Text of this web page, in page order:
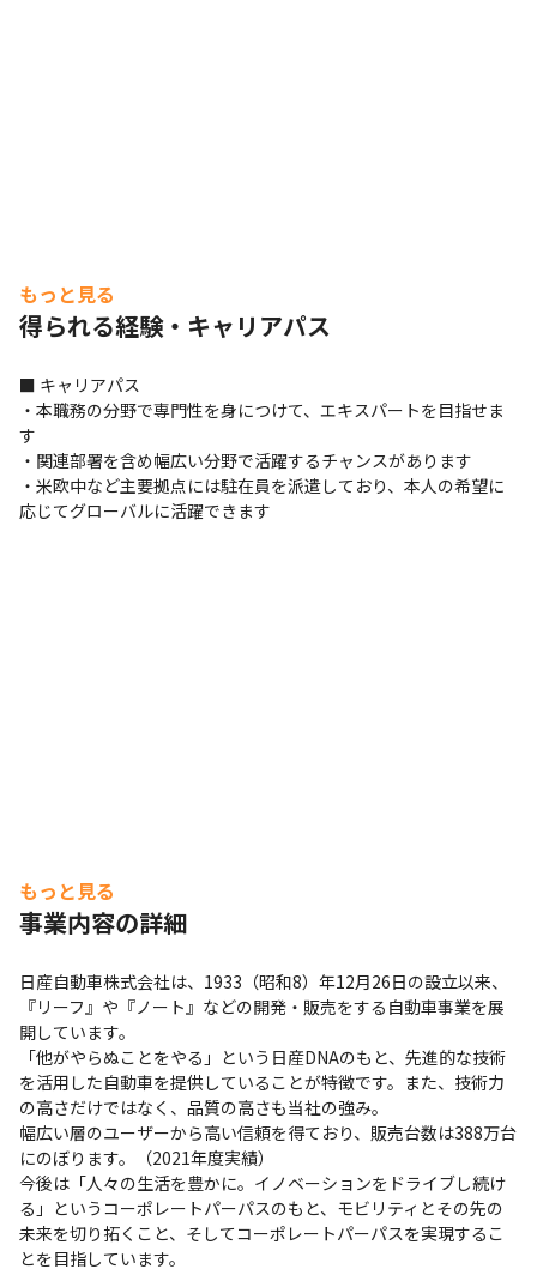
もっと見る
得られる経験・キャリアパス
■ キャリアパス
・本職務の分野で専門性を身につけて、エキスパートを目指せま
す
・関連部署を含め幅広い分野で活躍するチャンスがあります
・米欧中など主要拠点には駐在員を派遣しており、本人の希望に
応じてグローバルに活躍できます
もっと見る
事業内容の詳細
日産自動車株式会社は、1933（昭和8）年12月26日の設立以来、
『リーフ』や『ノート』などの開発・販売をする自動車事業を展
開しています。
「他がやらぬことをやる」という日産DNAのもと、先進的な技術
を活用した自動車を提供していることが特徴です。また、技術力
の高さだけではなく、品質の高さも当社の強み。
幅広い層のユーザーから高い信頼を得ており、販売台数は388万台
にのぼります。（2021年度実績）
今後は「人々の生活を豊かに。イノベーションをドライブし続け
る」というコーポレートパーパスのもと、モビリティとその先の
未来を切り拓くこと、そしてコーポレートパーパスを実現するこ
とを目指しています。